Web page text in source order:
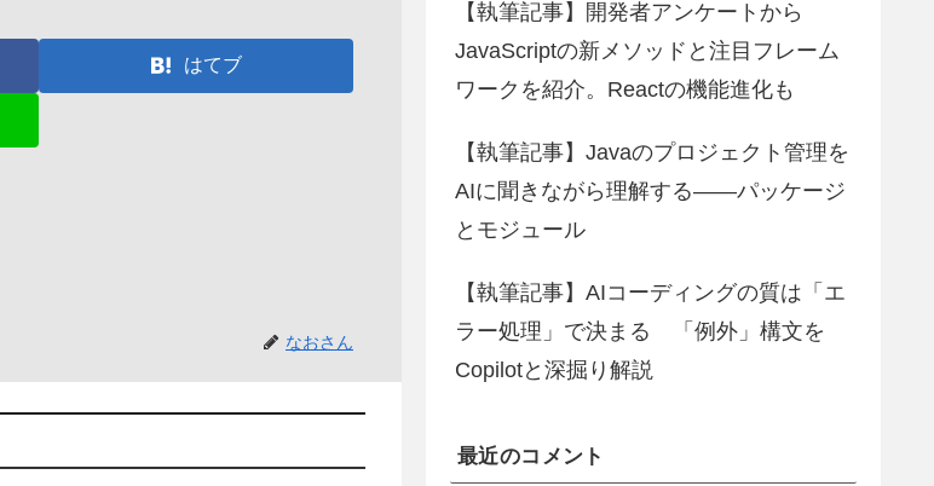
はてブ
なおさん
【執筆記事】開発者アンケートから
JavaScriptの新メソッドと注目フレーム
ワークを紹介。Reactの機能進化も
【執筆記事】Javaのプロジェクト管理を
AIに聞きながら理解する――パッケージ
とモジュール
【執筆記事】AIコーディングの質は「エ
ラー処理」で決まる 「例外」構文を
Copilotと深掘り解説
最近のコメント